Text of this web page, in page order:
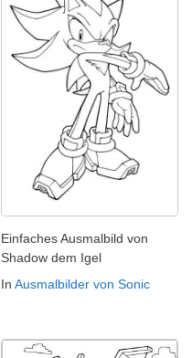
Einfaches Ausmalbild von
Shadow dem Igel
In Ausmalbilder von Sonic